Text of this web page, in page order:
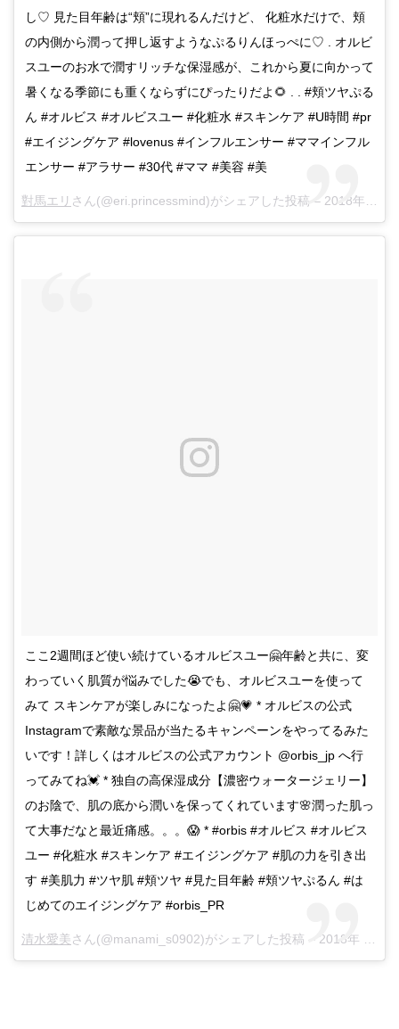
し♡ 見た目年齢は“頬”に現れるんだけど、 化粧水だけで、頬
の内側から潤って押し返すようなぷるりんほっぺに♡ . オルビ
スユーのお水で潤すリッチな保湿感が、これから夏に向かって
暑くなる季節にも重くならずにぴったりだよ🌻 . . #頬ツヤぷる
ん #オルビス #オルビスユー #化粧水 #スキンケア #U時間 #pr
#エイジングケア #lovenus #インフルエンサー #ママインフル
エンサー #アラサー #30代 #ママ #美容 #美
對馬エリ さん(@eri.princessmind)がシェアした投稿 – 2018年 4月月9日午前5時20分PDT
ここ2週間ほど使い続けているオルビスユー🤗年齢と共に、変
わっていく肌質が悩みでした😭でも、オルビスユーを使って
みて スキンケアが楽しみになったよ🤗💗 * オルビスの公式
Instagramで素敵な景品が当たるキャンペーンをやってるみた
いです！詳しくはオルビスの公式アカウント @orbis_jp へ行
ってみてね💓 * 独自の高保湿成分【濃密ウォータージェリー】
のお陰で、肌の底から潤いを保ってくれています🌸潤った肌っ
て大事だなと最近痛感。。。😱 * #orbis #オルビス #オルビス
ユー #化粧水 #スキンケア #エイジングケア #肌の力を引き出
す #美肌力 #ツヤ肌 #頬ツヤ #見た目年齢 #頬ツヤぷるん #は
じめてのエイジングケア #orbis_PR
清水愛美さん(@manami_s0902)がシェアした投稿 – 2018年 4月月9日午前6時08分PDT